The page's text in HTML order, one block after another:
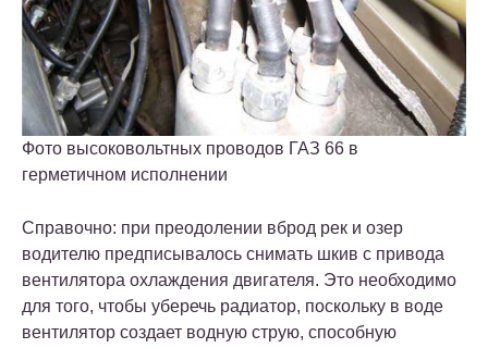
Фото высоковольтных проводов ГАЗ 66 в
герметичном исполнении
Справочно: при преодолении вброд рек и озер
водителю предписывалось снимать шкив с привода
вентилятора охлаждения двигателя. Это необходимо
для того, чтобы уберечь радиатор, поскольку в воде
вентилятор создает водную струю, способную